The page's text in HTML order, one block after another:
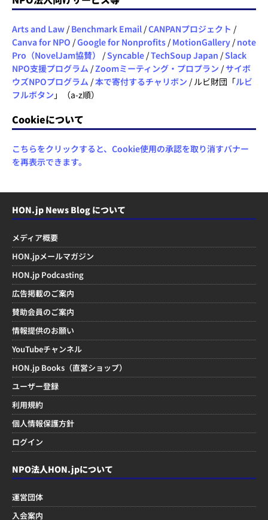
Arts and Law / Benchmark Email /CANPANプロジェクト /
Canva for NPO /Google for Nonprofits / MotionGallery / note
Pro（NovelJam協賛）
/Syncable /TechSoup Japan /Slack
NPO支援プログラム /Zoomミーティング・プロプラン /サイボ
ウズNPOプログラム /本で寄付するチャリボン / ルビ財団「ルビ
フルボタン 」（a-z順）
Cookieについて
こちらをクリックすると、Cookie使用の承認を取り消すバナー
を再表示できます。
HON.jp News Blog について
メディア概要
HON.jpメールマガジン
HON.jp Podcasting
広告掲載のご案内
賛助会員のご案内
情報提供のお願い
YouTubeチャンネル
HON.jp Books（直営ショップ）
ユーザー登録
利用規約
個人情報保護方針
ログイン
NPO法人HON.jpについて
運営団体
入会案内